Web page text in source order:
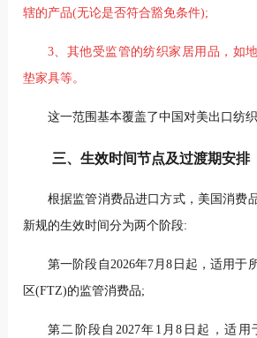
辖的产品(无论是否符合豁免条件);
3、其他受监管的纺织家居用品，如
垫家具等。
这一范围基本覆盖了中国对美出口纺
三、生效时间节点及过渡期安排
根据监管消费品进口方式，美国消费
新规的生效时间分为两个阶段:
第一阶段自2026年7月8日起，适用于
区(FTZ)的监管消费品;
第二阶段自2027年1月8日起，适用